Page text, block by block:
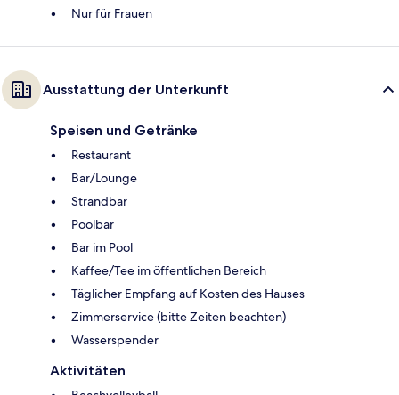
Nur für Frauen
Ausstattung der Unterkunft
Speisen und Getränke
Restaurant
Bar/Lounge
Strandbar
Poolbar
Bar im Pool
Kaffee/Tee im öffentlichen Bereich
Täglicher Empfang auf Kosten des Hauses
Zimmerservice (bitte Zeiten beachten)
Wasserspender
Aktivitäten